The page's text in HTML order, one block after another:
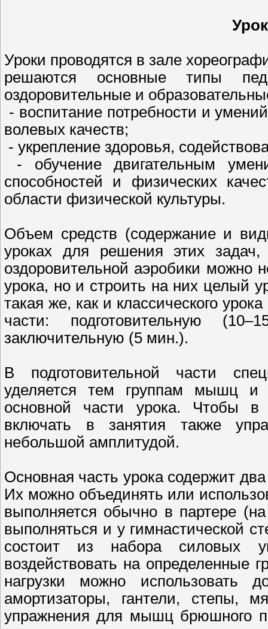
Уроки проводятся в зале
решаются основные типы
оздоровительные и
- воспитание потребности и
волевых качеств;
- укрепление здоровья,
- обучение двигательным
способностей и физических
области физической культуры.
Объем средств (содержание и
уроках для решения этих
оздоровительной аэробики можно
урока, но и строить на них целый
такая же, как и классического
части: подготовительную
заключительную (5 мин.).
В подготовительной части
уделяется тем группам мышц и
основной части урока. Чтобы
включать в занятия также
небольшой амплитудой.
Основная часть урока содержит
Их можно объединять или
выполняется обычно в партере
выполняться и у гимнастической
состоит из набора силовых
воздействовать на определенные
нагрузки можно использовать
амортизаторы, гантели, степы,
упражнения для мышц брюшного